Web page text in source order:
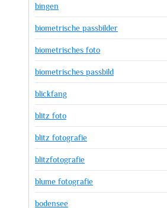
bingen
biometrische passbilder
biometrisches foto
biometrisches passbild
blickfang
blitz foto
blitz fotografie
blitzfotografie
blume fotografie
bodensee